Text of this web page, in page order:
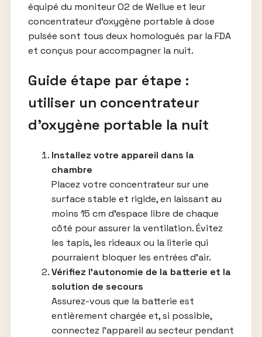
équipé du moniteur O2 de Wellue et leur
concentrateur d’oxygène portable à dose
pulsée sont tous deux homologués par la FDA
et conçus pour accompagner la nuit.
Guide étape par étape :
utiliser un concentrateur
d’oxygène portable la nuit
Installez votre appareil dans la
chambre
Placez votre concentrateur sur une
surface stable et rigide, en laissant au
moins 15 cm d’espace libre de chaque
côté pour assurer la ventilation. Évitez
les tapis, les rideaux ou la literie qui
pourraient bloquer les entrées d’air.
Vérifiez l’autonomie de la batterie et la
solution de secours
Assurez-vous que la batterie est
entièrement chargée et, si possible,
connectez l’appareil au secteur pendant